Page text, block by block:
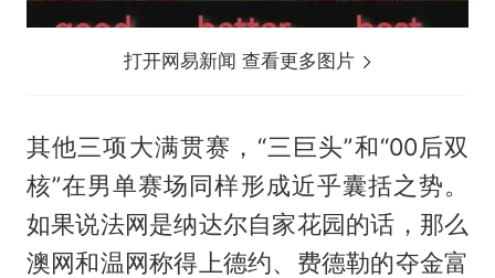
打开网易新闻 查看更多图片
其他三项大满贯赛，“三巨头”和“00后双
核”在男单赛场同样形成近乎囊括之势。
如果说法网是纳达尔自家花园的话，那么
澳网和温网称得上德约、 费德勒的夺金富